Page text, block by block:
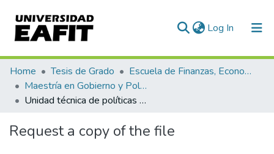
Log In (current)
Communities & Collections
All of DSpace
Home Tesis de Grado
Escuela de Finanzas, Economía y Gobierno
Maestría en Gobierno y Políticas Públicas (tesis)
Unidad técnica de políticas públicas de salud : propuesta de diseño y viabilidad. Sena, Antioquia. 2023
Request a copy of the file